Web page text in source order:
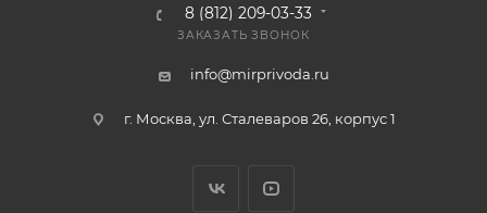
8 (812) 209-03-33
ЗАКАЗАТЬ ЗВОНОК
info@mirprivoda.ru
г. Москва, ул. Сталеваров 26, корпус 1